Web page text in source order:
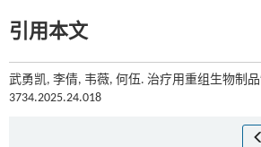
引用本文
武勇凯, 李倩, 韦薇, 何伍. 治疗用重组生物制
3734.2025.24.018